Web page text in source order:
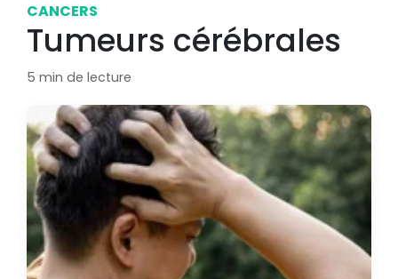
CANCERS
Tumeurs cérébrales
5 min de lecture